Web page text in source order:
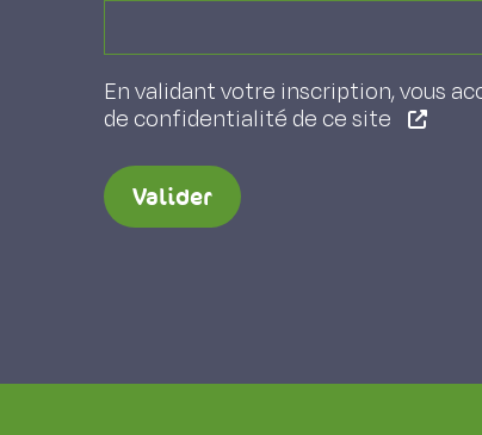
En validant votre inscription, vous
de confidentialité de ce site
Valider